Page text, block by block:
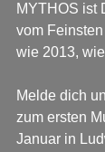
MYTHOS ist
vom
wie 2013,
Melde dich
zum ersten
Januar in